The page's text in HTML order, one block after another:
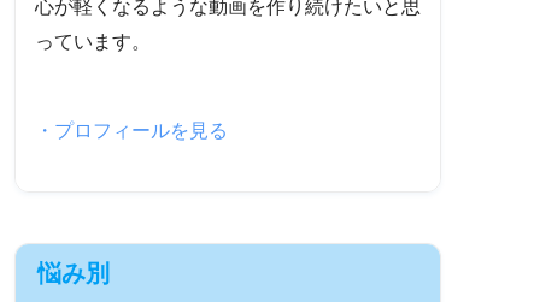
心が軽くなるような動画を作り続けたいと思
っています。
・プロフィールを見る
悩み別